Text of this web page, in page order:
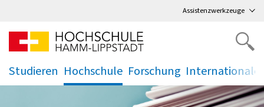
Assistenzwerkzeuge
Studieren
.
Hochschule
.
Forschung
. .